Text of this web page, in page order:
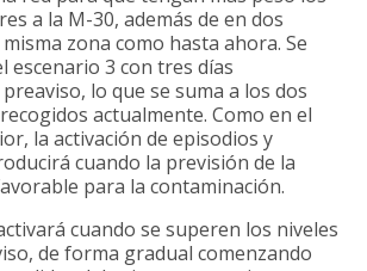
a la M-30, además de en dos
zona como hasta ahora. Se
escenario 3 con tres días
lo que se suma a los dos
actualmente. Como en el
la activación de episodios y
cuando la previsión de la
para la contaminación.
cuando se superen los niveles
de forma gradual comenzando